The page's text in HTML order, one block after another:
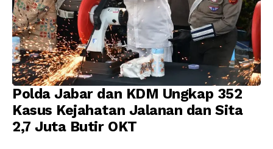
Polda Jabar dan KDM Ungkap 352
Kasus Kejahatan Jalanan dan Sita
2,7 Juta Butir OKT